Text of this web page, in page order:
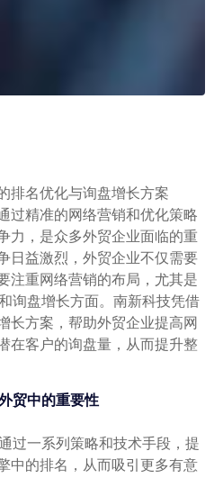
排名优化与询盘增长方案
过精准的网络营销和优化策略
力，是众多外贸企业面临的重
日益激烈，外贸企业不仅需要
注重网络营销的布局，尤其是
询盘增长方面。南新科技凭借
长方案，帮助外贸企业提高网
在客户的询盘量，从而提升整
贸中的重要性
过一系列策略和技术手段，提
中的排名，从而吸引更多有意